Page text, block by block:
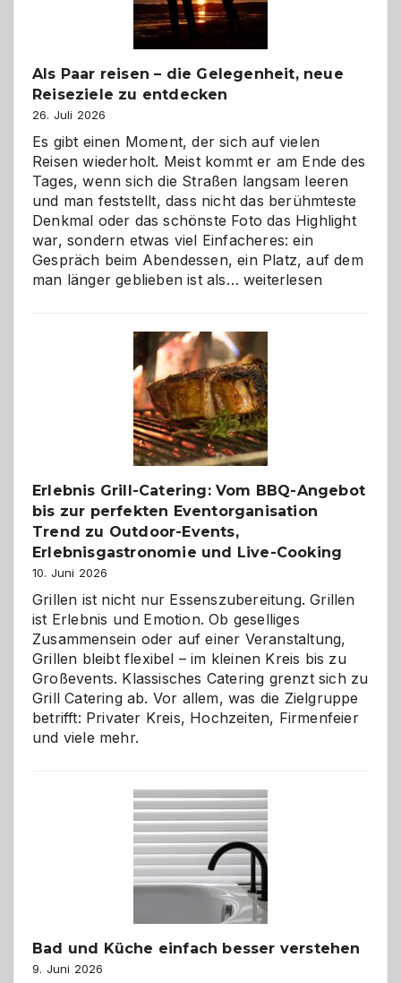
Als Paar reisen – die Gelegenheit, neue
Reiseziele zu entdecken
26. Juli 2026
Es gibt einen Moment, der sich auf vielen
Reisen wiederholt. Meist kommt er am Ende des
Tages, wenn sich die Straßen langsam leeren
und man feststellt, dass nicht das berühmteste
Denkmal oder das schönste Foto das Highlight
war, sondern etwas viel Einfacheres: ein
Gespräch beim Abendessen, ein Platz, auf dem
man länger geblieben ist als… Als
–
die
Gelegenheit,
neue
Reiseziele
zu
entdecken
weiterlesen
Erlebnis Grill-Catering: Vom BBQ-Angebot
bis zur perfekten Eventorganisation
Trend zu Outdoor-Events,
Erlebnisgastronomie und Live-Cooking
10. Juni 2026
Grillen ist nicht nur Essenszubereitung. Grillen
ist Erlebnis und Emotion. Ob geselliges
Zusammensein oder auf einer Veranstaltung,
Grillen bleibt flexibel – im kleinen Kreis bis zu
Großevents. Klassisches Catering grenzt sich zu
Grill Catering ab. Vor allem, was die Zielgruppe
betrifft: Privater Kreis, Hochzeiten, Firmenfeier
und viele mehr.
Bad und Küche einfach besser verstehen
9. Juni 2026